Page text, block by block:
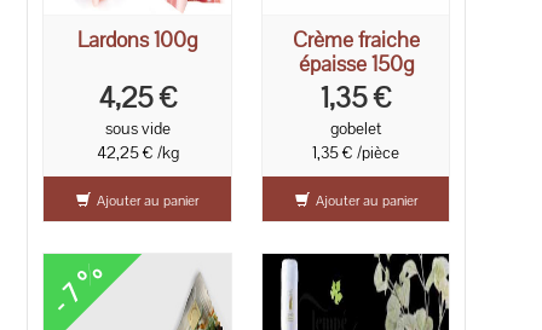
Lardons 100g
4,25 €
sous vide
42,25 € /kg
Ajouter au panier
Crème fraiche
épaisse 150g
1,35 €
gobelet
1,35 € /pièce
Ajouter au panier
- 7 %